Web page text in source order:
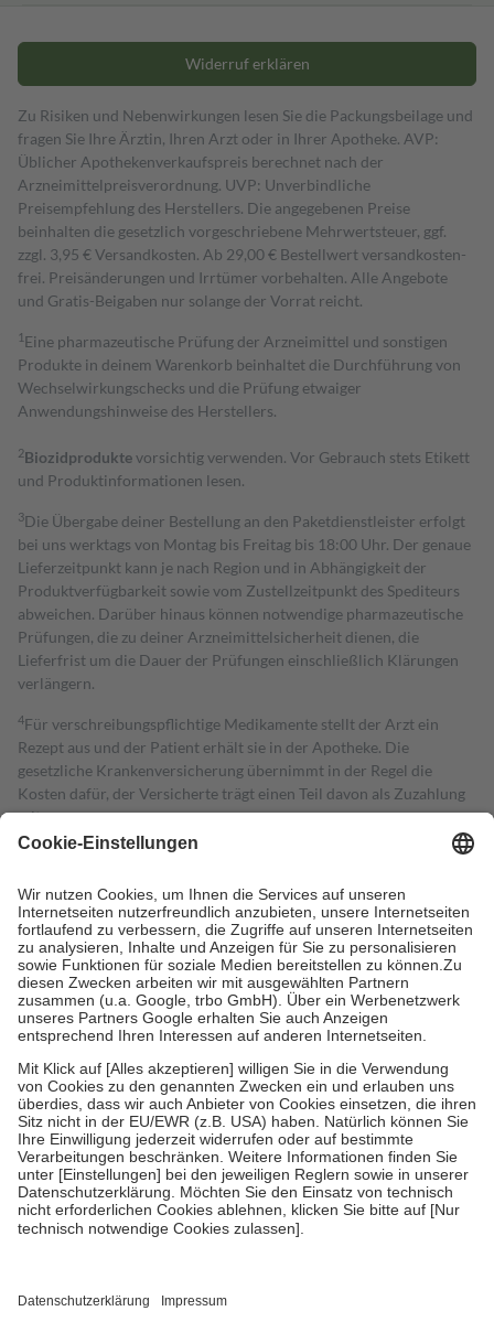
Widerruf erklären
Zu Risiken und Nebenwirkungen lesen Sie die Packungsbeilage und
fragen Sie Ihre Ärztin, Ihren Arzt oder in Ihrer Apotheke. AVP:
Üblicher Apothekenverkaufspreis berechnet nach der
Arzneimittelpreisverordnung. UVP: Unverbindliche
Preisempfehlung des Herstellers. Die angegebenen Preise
beinhalten die gesetzlich vorgeschriebene Mehrwertsteuer, ggf.
zzgl. 3,95 € Versandkosten. Ab 29,00 € Bestell­wert versand­kosten­
frei. Preisänderungen und Irrtümer vorbehalten. Alle Angebote
und Gratis-Beigaben nur solange der Vorrat reicht.
1 Eine pharmazeutische Prüfung der Arzneimittel und sonstigen
Produkte in deinem Warenkorb beinhaltet die Durchführung von
Wechselwirkungschecks und die Prüfung etwaiger
Anwendungshinweise des Herstellers.
2Biozidproduktevorsichtig verwenden. Vor Gebrauch stets Etikett
und Produktinformationen lesen.
3Die Übergabe deiner Bestellung an den Paketdienstleister erfolgt
bei uns werktags von Montag bis Freitag bis 18:00 Uhr. Der genaue
Lieferzeitpunkt kann je nach Region und in Abhängigkeit der
Produktverfügbarkeit sowie vom Zustellzeitpunkt des Spediteurs
abweichen. Darüber hinaus können notwendige pharmazeutische
Prüfungen, die zu deiner Arzneimittelsicherheit dienen, die
Lieferfrist um die Dauer der Prüfungen einschließlich Klärungen
verlängern.
4Für verschreibungspflichtige Medikamente stellt der Arzt ein
Rezept aus und der Patient erhält sie in der Apotheke. Die
gesetzliche Krankenversicherung übernimmt in der Regel die
Kosten dafür, der Versicherte trägt einen Teil davon als Zuzahlung
mit.
Grundsätzlich leisten Mitglieder Zuzahlungen in Höhe von zehn
höchstens zehn Euro.
Es sind jedoch nie mehr als die tatsächlichen
Kosten der Leistung zu entrichten.
Diese Regeln gelten grundsätzlich auch für Online-Apotheken.
Bei Heilmitteln und häuslicher Krankenpflege beträgt die
Zuzahlung zehn Prozent der Kosten sowie zehn Euro je
Verordnung.
Um das Engagement der Versicherten für ihre eigene Gesundheit zu
stärken und die besondere Stellung der Familie zu unterstützen,
fallenkeine Zuzahlungenan bei:
• Kindern und Jugendlichen bis zum vollendeten 18. Lebensjahr
mit Ausnahme der Fahrkosten
• Untersuchungen zur Vorsorge und Früherkennung, die von der
GKV getragen werden
• empfohlenen Schutzimpfungen
• Harn- und Blutteststreifen
getroffen, um sicherzustellen, dass es sich um echte Bewertungen